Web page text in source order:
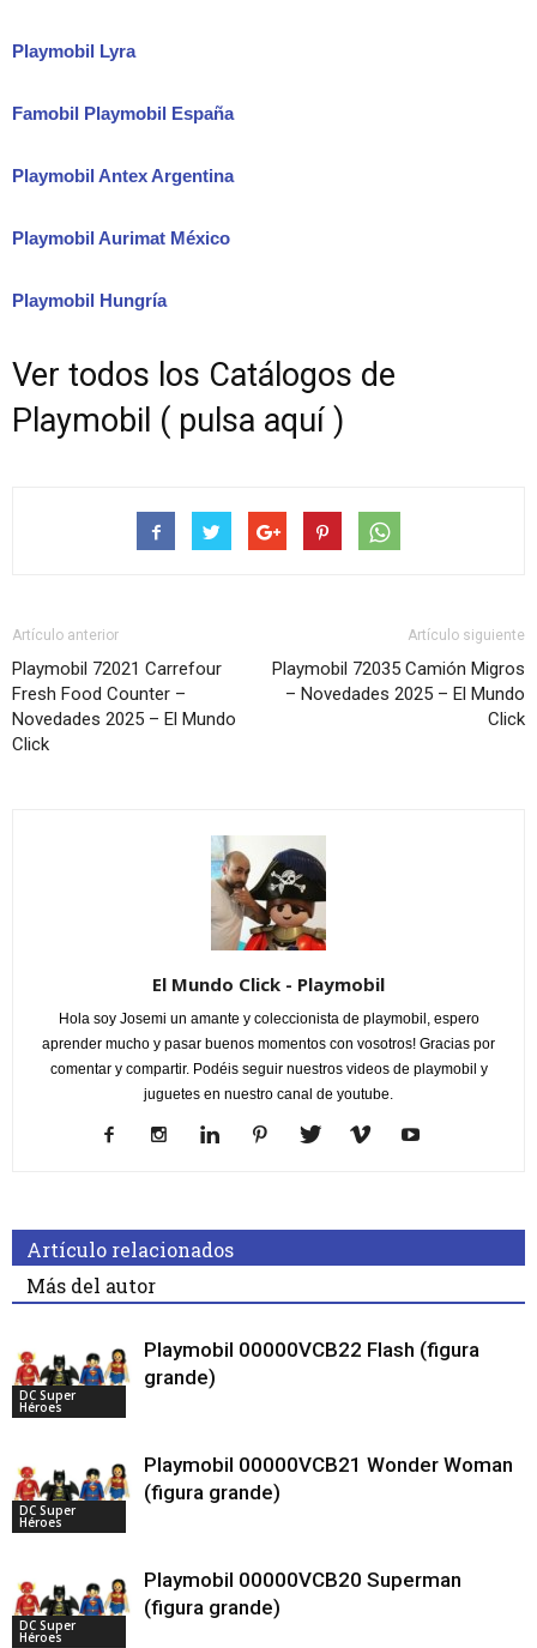
Playmobil Lyra
Famobil Playmobil España
Playmobil Antex Argentina
Playmobil Aurimat México
Playmobil Hungría
Ver todos los Catálogos de
Playmobil ( pulsa aquí )
Artículo anterior
Playmobil 72021 Carrefour
Fresh Food Counter –
Novedades 2025 – El Mundo
Click
Artículo siguiente
Playmobil 72035 Camión Migros
– Novedades 2025 – El Mundo
Click
El Mundo Click - Playmobil
Hola soy Josemi un amante y coleccionista de playmobil, espero
aprender mucho y pasar buenos momentos con vosotros! Gracias por
comentar y compartir. Podéis seguir nuestros videos de playmobil y
juguetes en nuestro canal de youtube.
Artículo relacionados
Más del autor
DC Super
Héroes
Playmobil 00000VCB22 Flash (figura
grande)
DC Super
Héroes
Playmobil 00000VCB21 Wonder Woman
(figura grande)
DC Super
Héroes
Playmobil 00000VCB20 Superman
(figura grande)